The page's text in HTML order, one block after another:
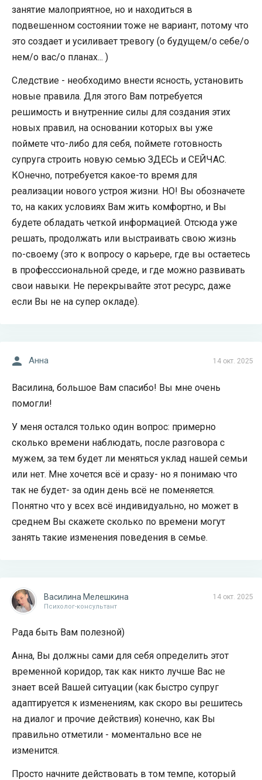
занятие малоприятное, но и находиться в
подвешенном состоянии тоже не вариант, потому что
это создает и усиливает тревогу (о будущем/о себе/о
нем/о вас/о планах... )
Следствие - необходимо внести ясность, установить
новые правила. Для этого Вам потребуется
решимость и внутренние силы для создания этих
новых правил, на основании которых вы уже
поймете что-либо для себя, поймете готовность
супруга строить новую семью ЗДЕСЬ и СЕЙЧАС.
КОнечно, потребуется какое-то время для
реализации нового устроя жизни. НО! Вы обозначете
то, на каких условиях Вам жить комфортно, и Вы
будете обладать четкой информацией. Отсюда уже
решать, продолжать или выстраивать свою жизнь
по-своему (это к вопросу о карьере, где вы остаетесь
в професссиональной среде, и где можно развивать
свои навыки. Не перекрывайте этот ресурс, даже
если Вы не на супер окладе).
14 окт. 2025
Анна
Василина, большое Вам спасибо! Вы мне очень
помогли!
У меня остался только один вопрос: примерно
сколько времени наблюдать, после разговора с
мужем, за тем будет ли меняться уклад нашей семьи
или нет. Мне хочется всё и сразу- но я понимаю что
так не будет- за один день всё не поменяется.
Понятно что у всех всё индивидуально, но может в
среднем Вы скажете сколько по времени могут
занять такие изменения поведения в семье.
14 окт. 2025
Василина Мелешкина
Психолог-консультант
Рада быть Вам полезной)
Анна, Вы должны сами для себя определить этот
временной коридор, так как никто лучше Вас не
знает всей Вашей ситуации (как быстро супруг
адаптируется к изменениям, как скоро вы решитесь
на диалог и прочие действия) конечно, как Вы
правильно отметили - моментально все не
изменится.
Просто начните действовать в том темпе, который